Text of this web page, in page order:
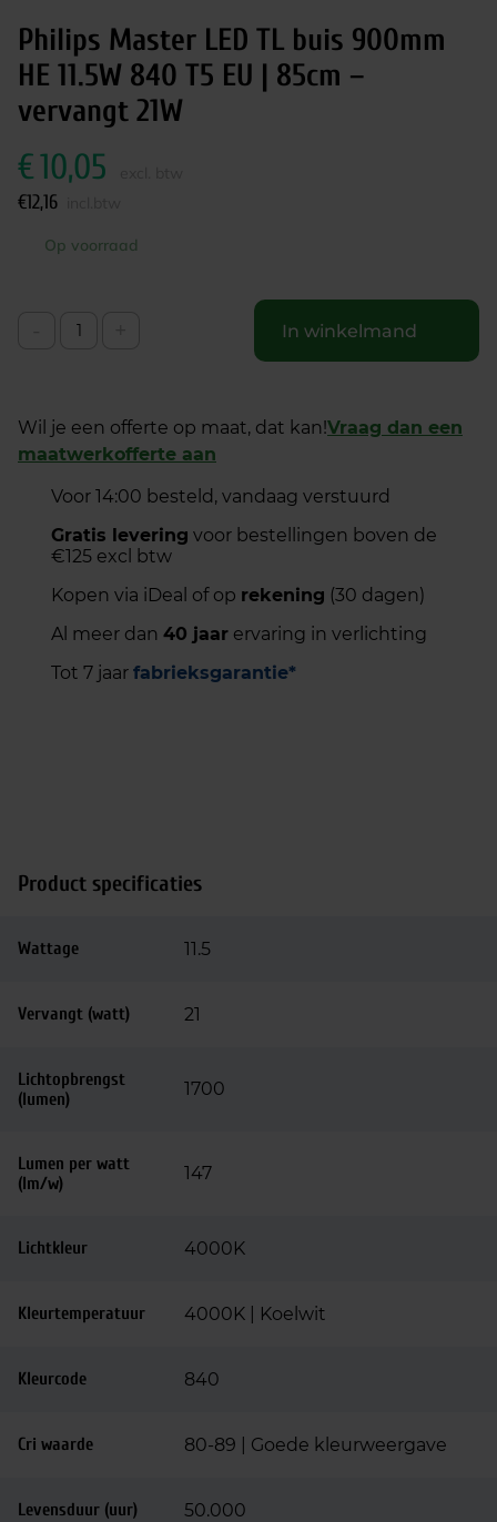
Philips Master LED TL buis 900mm
HE 11.5W 840 T5 EU | 85cm –
vervangt 21W
€10,05
€12,16
Op voorraad
In winkelmand
Wil je een offerte op maat, dat kan!Vraag dan een
maatwerkofferte aan
Voor 14:00 besteld, vandaag verstuurd
Gratis levering voor bestellingen boven de
€125 excl btw
Kopen via iDeal of op rekening (30 dagen)
Al meer dan 40 jaar ervaring in verlichting
Tot 7 jaar fabrieksgarantie*
Product specificaties
Wattage 11.5
Vervangt (watt) 21
Lichtopbrengst
(lumen)
1700
Lumen per watt
(lm/w)
147
Lichtkleur 4000K
Kleurtemperatuur 4000K | Koelwit
Kleurcode 840
Cri waarde 80-89 | Goede kleurweergave
Levensduur (uur) 50.000